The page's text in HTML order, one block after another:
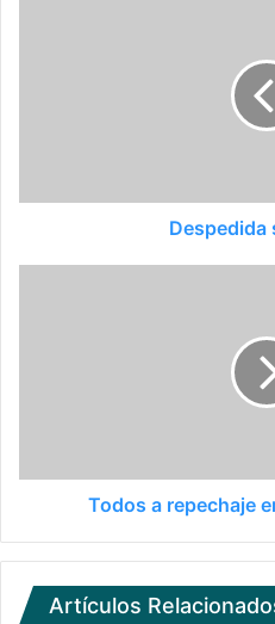
Despedida
Todos a repechaje
Artículos